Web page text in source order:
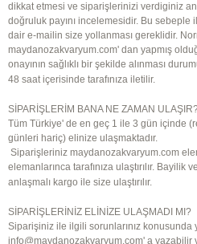
dikkat etmesi ve siparişlerinizi verdiginiz
doğruluk payını incelemesidir. Bu sebeple
dair e-mailin size yollanması gereklidir.
maydanozakvaryum.com' dan yapmış
onayının sağlıklı bir şekilde alınması
48 saat içerisinde tarafınıza iletilir.
SİPARİŞLERİM BANA NE ZAMAN
Tüm Türkiye' de en geç 1 ile 3 gün içinde
günleri hariç) elinize ulaşmaktadır.
Siparişleriniz maydanozakvaryum.com
elemanlarınca tarafınıza ulaştırılır.
anlaşmalı kargo ile size ulaştırılır.
SİPARİŞLERİNİZ ELİNİZE ULAŞMADI MI?
Siparişiniz ile ilgili sorunlarınız konusunda
info@maydanozakvaryum.com' a yazabilir